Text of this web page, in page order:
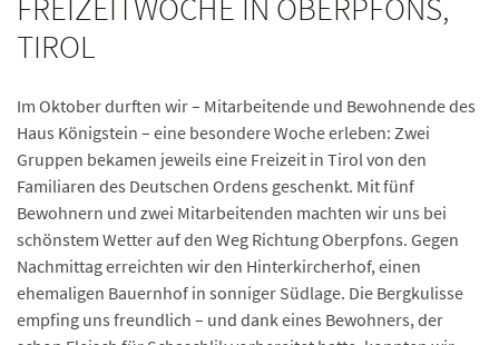
FREIZEITWOCHE IN OBERPFONS,
TIROL
Im Oktober durften wir – Mitarbeitende und Bewohnende des
Haus Königstein – eine besondere Woche erleben: Zwei
Gruppen bekamen jeweils eine Freizeit in Tirol von den
Familiaren des Deutschen Ordens geschenkt. Mit fünf
Bewohnern und zwei Mitarbeitenden machten wir uns bei
schönstem Wetter auf den Weg Richtung Oberpfons. Gegen
Nachmittag erreichten wir den Hinterkircherhof, einen
ehemaligen Bauernhof in sonniger Südlage. Die Bergkulisse
empfing uns freundlich – und dank eines Bewohners, der